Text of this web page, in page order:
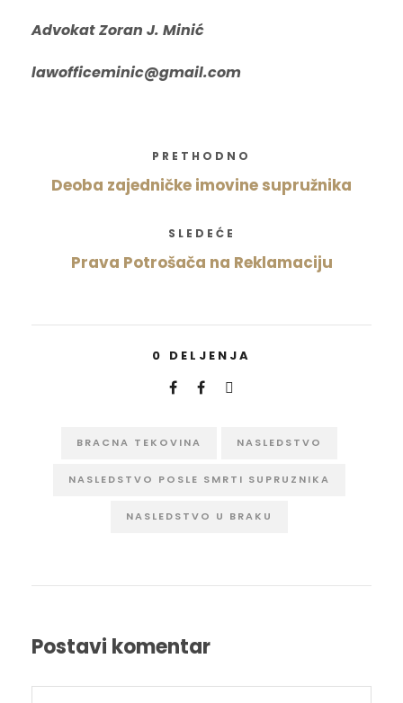
Advokat Zoran J. Minić
lawofficeminic@gmail.com
PRETHODNO
Deoba zajedničke imovine supružnika
SLEDEĆE
Prava Potrošača na Reklamaciju
0 DELJENJA
BRACNA TEKOVINA NASLEDSTVO
NASLEDSTVO POSLE SMRTI SUPRUZNIKA
NASLEDSTVO U BRAKU
Postavi komentar